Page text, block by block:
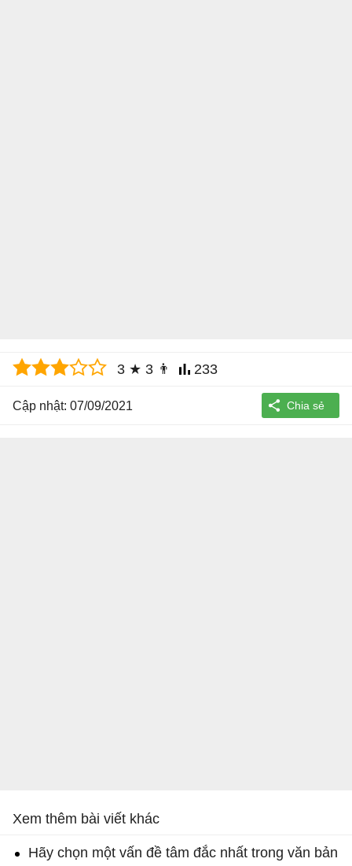
3 ★ 3 👨 233
Cập nhật: 07/09/2021
Xem thêm bài viết khác
Hãy chọn một vấn đề tâm đắc nhất trong văn bản